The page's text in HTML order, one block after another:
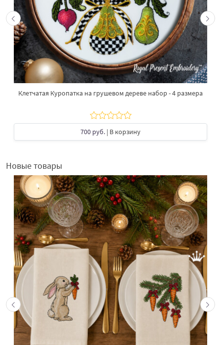
Клетчатая Куропатка на грушевом дереве набор - 4 размера
700 руб. | В корзину
Новые товары